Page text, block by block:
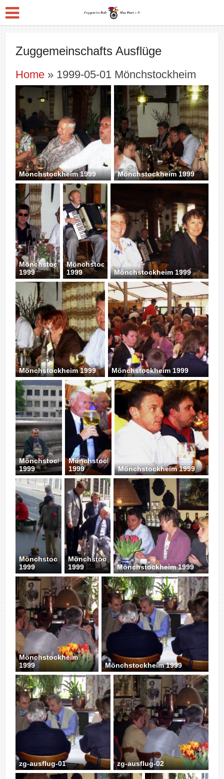
Zuggemeinschafts Ausflüge
Home » 1999-05-01 Mönchstockheim
Mönchstockheim 1999 Mönchstockheim 1999
Mönchstockheim
1999
Mönchstockheim
1999
Mönchstockheim 1999
Mönchstockheim 1999 Mönchstockheim 1999
Mönchstockheim
1999
Mönchstockheim
1999
Mönchstockheim 1999
Mönchstockheim
1999
Mönchstockheim
1999
Mönchstockheim 1999
Mönchstockheim
1999
Mönchstockheim 1999
zg-ausflug-01 zg-ausflug-02